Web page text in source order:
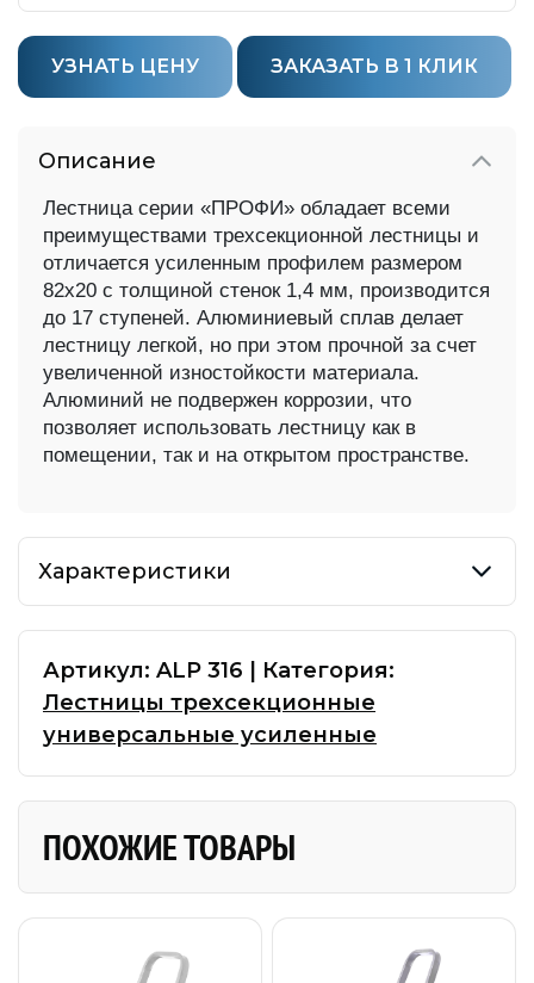
УЗНАТЬ ЦЕНУ ЗАКАЗАТЬ В 1 КЛИК
Описание
Лестница серии «ПРОФИ» обладает всеми
преимуществами трехсекционной лестницы и
отличается усиленным профилем размером
82х20 с толщиной стенок 1,4 мм, производится
до 17 ступеней. Алюминиевый сплав делает
лестницу легкой, но при этом прочной за счет
увеличенной изностойкости материала.
Алюминий не подвержен коррозии, что
позволяет использовать лестницу как в
помещении, так и на открытом пространстве.
Характеристики
Артикул: ALP 316
Категория:
Лестницы трехсекционные
универсальные усиленные
ПОХОЖИЕ ТОВАРЫ